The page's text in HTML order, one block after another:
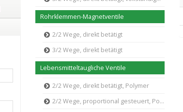
Rohrklemmen-Magnetventile
2/2 Wege, direkt betätigt
3/2 Wege, direkt betätigt
Lebensmitteltaugliche Ventile
2/2 Wege, direkt betätigt, Polymer
2/2 Wege, proportional gesteuert, Polymer